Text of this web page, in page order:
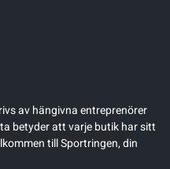
av hängivna entreprenörer
betyder att varje butik har sitt
till Sportringen, din